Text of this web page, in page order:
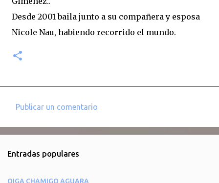
Desde 2001 baila junto a su compañera y esposa
Nicole Nau, habiendo recorrido el mundo.
e
Publicar un comentario
Entradas populares
OIGA CHAMIGO AGUARA